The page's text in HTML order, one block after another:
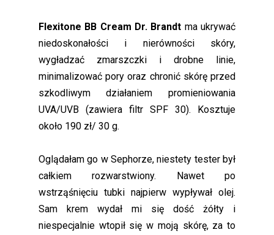
Flexitone BB Cream Dr. Brandt ma ukrywać
niedoskonałości i nierówności skóry,
wygładzać zmarszczki i drobne linie,
minimalizować pory oraz chronić skórę przed
szkodliwym działaniem promieniowania
UVA/UVB (zawiera filtr SPF 30). Kosztuje
około 190 zł/ 30 g.
Oglądałam go w Sephorze, niestety tester był
całkiem rozwarstwiony. Nawet po
wstrząśnięciu tubki najpierw wypływał olej.
Sam krem wydał mi się dość żółty i
niespecjalnie wtopił się w moją skórę, za to